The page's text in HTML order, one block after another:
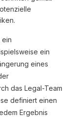
ein
ein
eines
das Legal-Team
definiert einen
Ergebnis